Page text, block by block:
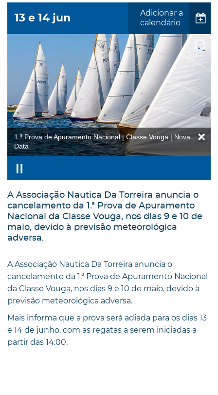
13 e 14 jun
Adicionar a
calendário
1.ª Prova de Apuramento Nacional | Classe Vouga | Nova
Data
A Associação Nautica Da Torreira anuncia o
cancelamento da 1.ª Prova de Apuramento
Nacional da Classe Vouga, nos dias 9 e 10 de
maio, devido à previsão meteorológica
adversa.
A Associação Nautica Da Torreira anuncia o
cancelamento da 1.ª Prova de Apuramento Nacional
da Classe Vouga, nos dias 9 e 10 de maio, devido à
previsão meteorológica adversa.
Mais informa que a prova será adiada para os dias 13
e 14 de junho, com as regatas a serem iniciadas a
partir das 14:00.